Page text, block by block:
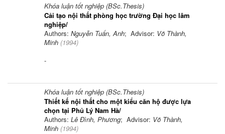
Khóa luận tốt nghiệp (BSc.Thesis)
Cải tạo nội thất phòng học trường Đại học lâm
nghiệp/
Authors: Nguyễn Tuấn, Anh; Advisor: Võ Thành,
Minh (1994)
-
Khóa luận tốt nghiệp (BSc.Thesis)
Thiết kế nội thất cho một kiểu căn hộ được lựa
chọn tại Phủ Lý Nam Hà/
Authors: Lê Đình, Phương; Advisor: Võ Thành,
Minh (1994)